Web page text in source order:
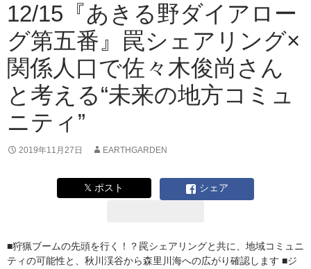
12/15『あきる野ダイアロー
グ第五番』罠シェアリング×
関係人口で佐々木俊尚さん
と考える“未来の地方コミュ
ニティ”
2019年11月27日 EARTHGARDEN
𝕏 ポスト シェア
■狩猟ブームの先頭を行く！？罠シェアリングと共に、地域コミュニ
ティの可能性と、秋川渓谷から森里川海への広がり確認します ■ジ